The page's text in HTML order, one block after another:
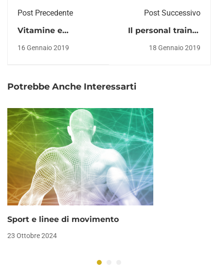
Post Precedente
Vitamine e
alimentazione:
16 Gennaio 2019
Post Successivo
Il personal trainer
può fare diete?
18 Gennaio 2019
Potrebbe Anche Interessarti
Sport e linee di movimento
23 Ottobre 2024